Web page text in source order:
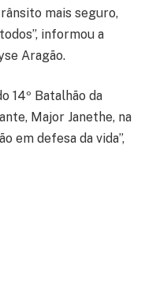
mais seguro,
informou a
Aragão.
14º Batalhão da
Major Janethe, na
em defesa da vida”,